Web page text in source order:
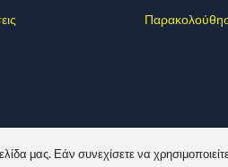
μας. Εάν συνεχίσετε να